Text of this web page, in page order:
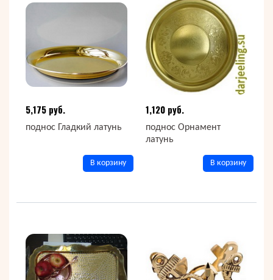
5,175 руб.
поднос Гладкий латунь
В корзину
1,120 руб.
поднос Орнамент
латунь
В корзину